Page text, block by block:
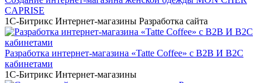
CAPRISE
1С-Битрикс Интернет-магазины Разработка сайта
Разработка интернет-магазина «Tatte Coffee» с B2B И B2C
кабинетами
1С-Битрикс Интернет-магазины